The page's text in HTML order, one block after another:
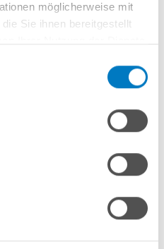
möglicherweise mit
Sie ihnen bereitgestellt
Badu Magic.
Anfrageformular